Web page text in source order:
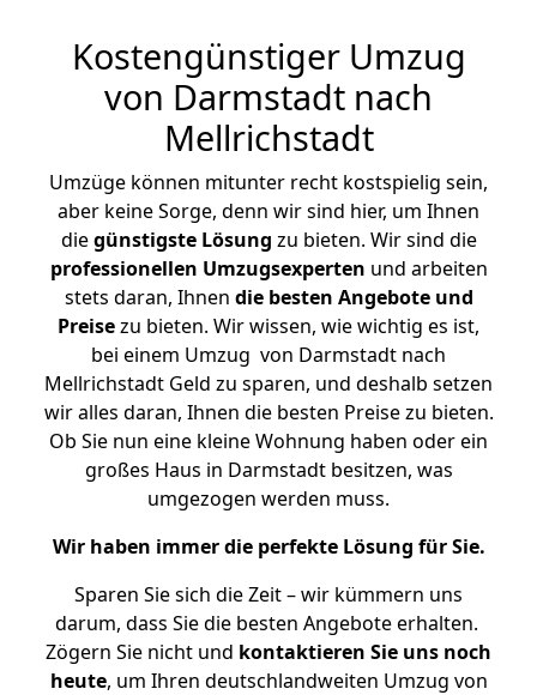
Kostengünstiger Umzug
von Darmstadt nach
Mellrichstadt
Umzüge können mitunter recht kostspielig sein,
aber keine Sorge, denn wir sind hier, um Ihnen
diegünstigste Lösung zu bieten. Wir sind die
professionellen Umzugsexperten und arbeiten
stets daran, Ihnen die besten Angebote und
Preisezu bieten. Wir wissen, wie wichtig es ist,
bei einem Umzug von Darmstadt nach
Mellrichstadt Geld zu sparen, und deshalb setzen
wir alles daran, Ihnen die besten Preise zu bieten.
Ob Sie nun eine kleine Wohnung haben oder ein
großes Haus in Darmstadt besitzen, was
umgezogen werden muss.
Wir haben immer die perfekte Lösung für Sie.
Sparen Sie sich die Zeit – wir kümmern uns
darum, dass Sie die besten Angebote erhalten.
Zögern Sie nicht und kontaktieren Sie uns noch
heute, um Ihren deutschlandweiten Umzug von